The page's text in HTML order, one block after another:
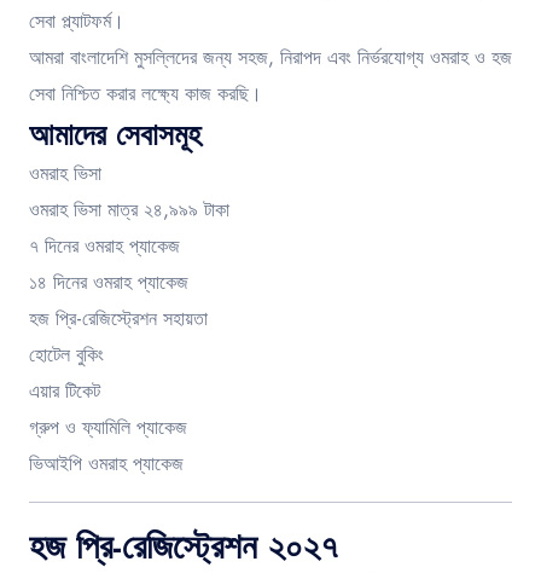
সেবা প্ল্যাটফর্ম।
আমরা বাংলাদেশি মুসল্লিদের জন্য সহজ, নিরাপদ এবং নির্ভরযোগ্য ওমরাহ ও হজ
সেবা নিশ্চিত করার লক্ষ্যে কাজ করছি।
আমাদের সেবাসমূহ
ওমরাহ ভিসা
ওমরাহ ভিসা মাত্র ২৪,৯৯৯ টাকা
৭ দিনের ওমরাহ প্যাকেজ
১৪ দিনের ওমরাহ প্যাকেজ
হজ প্রি-রেজিস্ট্রেশন সহায়তা
হোটেল বুকিং
এয়ার টিকেট
গ্রুপ ও ফ্যামিলি প্যাকেজ
ভিআইপি ওমরাহ প্যাকেজ
হজ প্রি-রেজিস্ট্রেশন ২০২৭